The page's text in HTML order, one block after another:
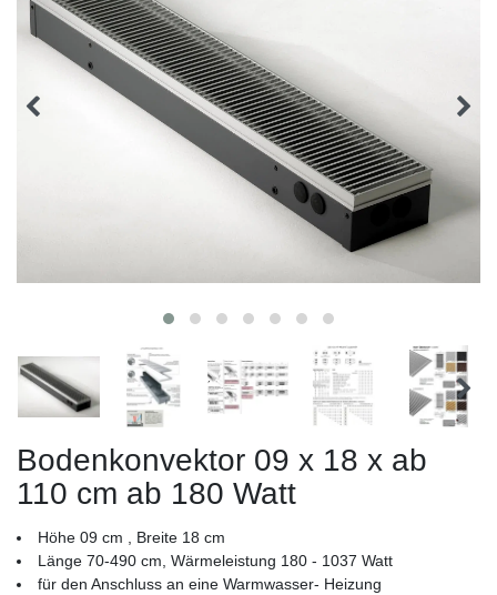
Bodenkonvektor 09 x 18 x ab
110 cm ab 180 Watt
Höhe 09 cm , Breite 18 cm
Länge 70-490 cm, Wärmeleistung 180 - 1037 Watt
für den Anschluss an eine Warmwasser- Heizung